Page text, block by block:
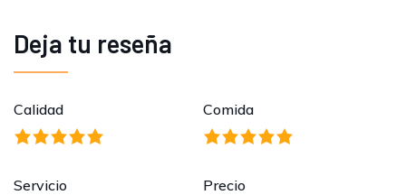
Deja tu reseña
Calidad Comida
Servicio Precio